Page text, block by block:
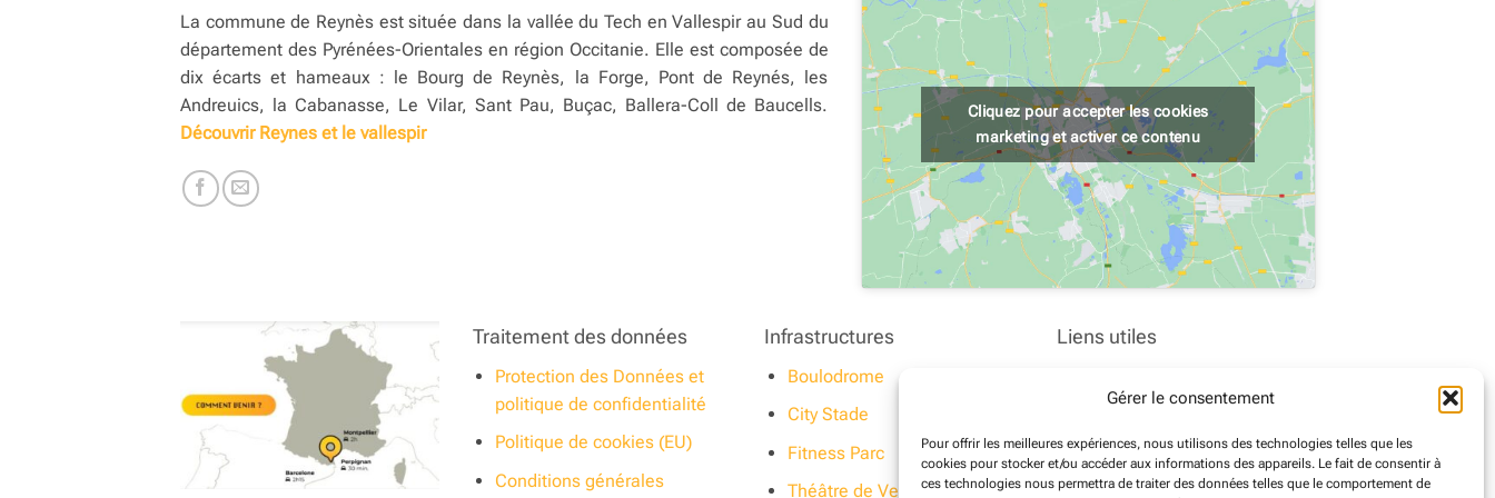
Gérer le consentement
Pour offrir les meilleures expériences, nous utilisons des technologies telles que les
cookies pour stocker et/ou accéder aux informations des appareils. Le fait de consentir à
ces technologies nous permettra de traiter des données telles que le comportement de
La commune de Reynès est située dans la vallée du Tech en Vallespir au Sud du
département des Pyrénées-Orientales en région Occitanie. Elle est composée de
dix écarts et hameaux : le Bourg de Reynès, la Forge, Pont de Reynés, les
Andreuics, la Cabanasse, Le Vilar, Sant Pau, Buçac, Ballera-Coll de Baucells.
Découvrir Reynes et le vallespir
Cliquez pour accepter les cookies
marketing et activer ce contenu
Traitement des données
Protection des Données et
politique de confidentialité
Politique de cookies (EU)
Conditions générales
Infrastructures
Boulodrome
City Stade
Fitness Parc
Théâtre de Verdure
Liens utiles
Marchés publics
Déchèterie